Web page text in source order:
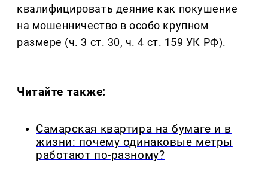
квалифицировать деяние как покушение
на мошенничество в особо крупном
размере (ч. 3 ст. 30, ч. 4 ст. 159 УК РФ).
Читайте также:
Самарская квартира на бумаге и в
жизни: почему одинаковые метры
работают по-разному?